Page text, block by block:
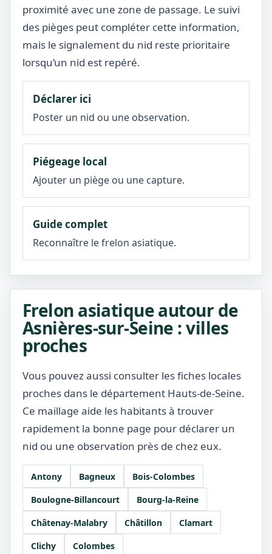
proximité avec une zone de passage. Le suivi
des pièges peut compléter cette information,
mais le signalement du nid reste prioritaire
lorsqu’un nid est repéré.
Déclarer ici
Poster un nid ou une observation.
Piégeage local
Ajouter un piège ou une capture.
Guide complet
Reconnaître le frelon asiatique.
Frelon asiatique autour de
Asnières-sur-Seine : villes
proches
Vous pouvez aussi consulter les fiches locales
proches dans le département Hauts-de-Seine.
Ce maillage aide les habitants à trouver
rapidement la bonne page pour déclarer un
nid ou une observation près de chez eux.
Antony Bagneux
Bois-Colombes
Boulogne-Billancourt
Bourg-la-Reine
Châtenay-Malabry
Châtillon
Clamart
Clichy
Colombes